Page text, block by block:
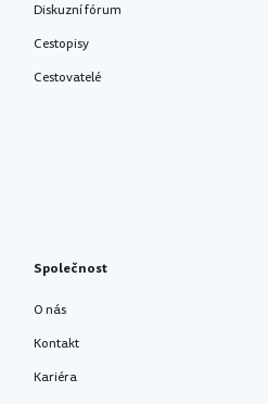
Diskuzní fórum
Cestopisy
Cestovatelé
Společnost
O nás
Kontakt
Kariéra